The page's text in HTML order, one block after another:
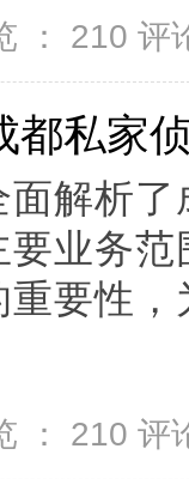
： 210 评
都私家
面解析
要业务
重要性
： 210 评